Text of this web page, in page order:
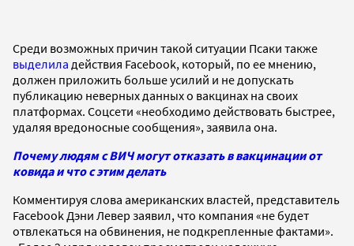
Среди возможных причин такой ситуации Псаки также
выделила действия Facebook, который, по ее мнению,
должен приложить больше усилий и не допускать
публикацию неверных данных о вакцинах на своих
платформах. Соцсети «необходимо действовать быстрее,
удаляя вредоносные сообщения», заявила она.
Почему людям с ВИЧ могут отказать в вакцинации от
ковида и что с этим делать
Комментируя слова американских властей, представитель
Facebook Дэни Левер заявил, что компания «не будет
отвлекаться на обвинения, не подкрепленные фактами».